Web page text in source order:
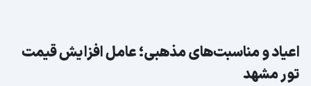
اعیاد و مناسبت‌های مذهبی؛ عامل افزایش قیمت
تور مشهد